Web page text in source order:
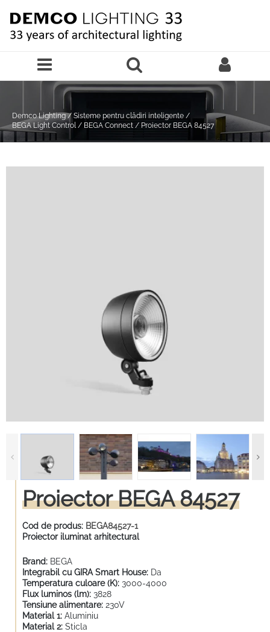
Demco Lighting / Sisteme pentru clădiri inteligente /
BEGA Light Control / BEGA Connect / Proiector BEGA 84527
Proiector BEGA 84527
Cod de produs: BEGA84527-1
Proiector iluminat arhitectural
Brand: BEGA
Integrabil cu GIRA Smart House: Da
Temperatura culoare (K): 3000-4000
Flux luminos (lm): 3828
Tensiune alimentare: 230V
Material 1: Aluminiu
Material 2: Sticla